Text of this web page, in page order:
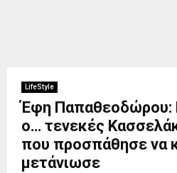
LifeStyle
Έφη Παπαθεοδώρου:
ο… τενεκές
που προσπάθησε να
μετάνιωσε